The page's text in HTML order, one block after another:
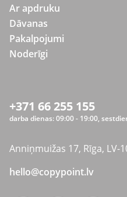
Ar apdruku
Dāvanas
Pakalpojumi
Noderīgi
+371 66 255 155
darba dienas: 09:00 - 19:00,
Anniņmuižas 17, Rīga, LV-
hello@copypoint.lv